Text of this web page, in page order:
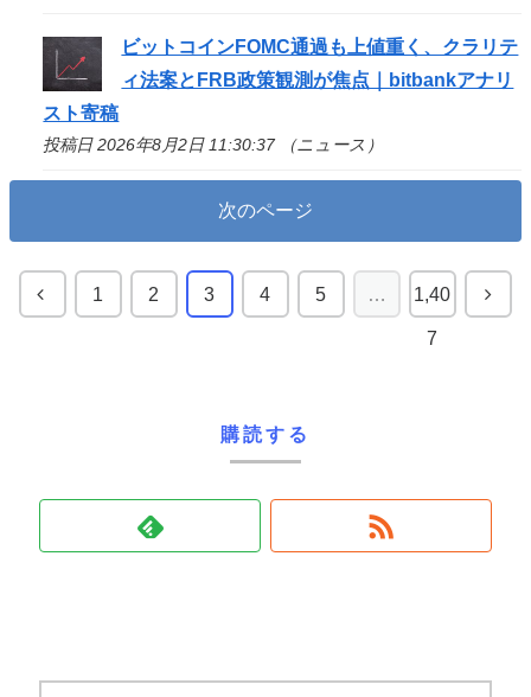
ビットコインFOMC通過も上値重く、クラリテ
ィ法案とFRB政策観測が焦点｜bitbankアナリ
スト寄稿
投稿日 2026年8月2日 11:30:37 （ニュース）
次のページ
1 2 3 4 5 … 1,40
7
購読する